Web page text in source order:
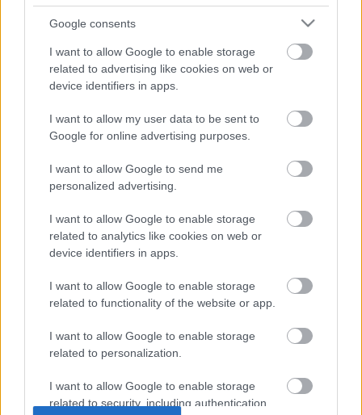
Google consents
I want to allow Google to enable storage
related to advertising like cookies on web or
device identifiers in apps.
I want to allow my user data to be sent to
Google for online advertising purposes.
I want to allow Google to send me
personalized advertising.
I want to allow Google to enable storage
related to analytics like cookies on web or
device identifiers in apps.
I want to allow Google to enable storage
related to functionality of the website or app.
I want to allow Google to enable storage
related to personalization.
I want to allow Google to enable storage
related to security, including authentication
Teraz komentarze są domyślnie ukryte, aby poprawić
komfort korzystania z serwisu. Kliknij przycisk
„Zobacz komentarze”, aby je wyświetlić i dołączyć do
dyskusji.
Oficjalnie: Koki Hinokio zmienił klub!
Asseco Resovia Developres Rzeszów ITA TOOLS Stal Mielec
Stal Mielec
Motor Lublin Stal Rzeszów Stal Stalowa Wola Wisła Kraków
Resovia Wieczysta Kraków
Siarka Tarnobrzeg| Wisłoka Dębica | 4 liga podkarpacka
JKS Jarosław |Karpaty Krosno